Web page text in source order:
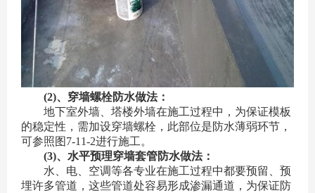
(2)、穿墙螺栓防水做法：
地下室外墙、塔楼外墙在施工过程中，为保证模板
的稳定性，需加设穿墙螺栓，此部位是防水薄弱环节，
可参照图7-11-2进行施工。
(3)、水平预理穿墙套管防水做法：
水、电、空调等各专业在施工过程中都要预留、预
埋许多管道，这些管道处容易形成渗漏通道，为保证防